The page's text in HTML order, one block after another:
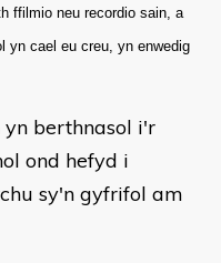
ffilmio neu recordio sain, a
yn cael eu creu, yn enwedig
yn berthnasol i'r
ond hefyd i
sy'n gyfrifol am